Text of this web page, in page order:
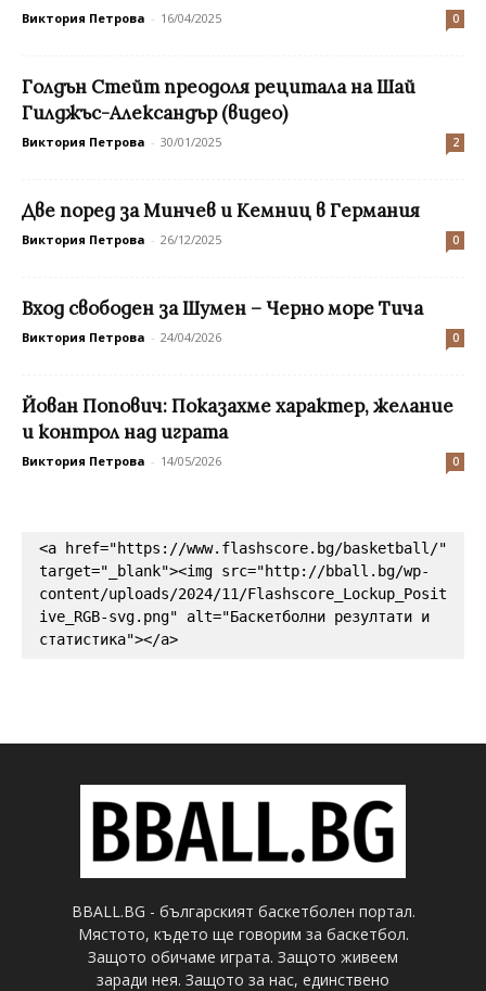
Виктория Петрова - 16/04/2025 0
Голдън Стейт преодоля рецитала на Шай
Гилджъс-Александър (видео)
Виктория Петрова - 30/01/2025 2
Две поред за Минчев и Кемниц в Германия
Виктория Петрова - 26/12/2025 0
Вход свободен за Шумен – Черно море Тича
Виктория Петрова - 24/04/2026 0
Йован Попович: Показахме характер, желание
и контрол над играта
Виктория Петрова - 14/05/2026 0
<a href="https://www.flashscore.bg/basketball/"
target="_blank"><img src="http://bball.bg/wp-
content/uploads/2024/11/Flashscore_Lockup_Posit
ive_RGB-svg.png" alt="Баскетболни резултати и
статистика"></a>
BBALL.BG - българският баскетболен портал.
Мястото, където ще говорим за баскетбол.
Защото обичаме играта. Защото живеем
заради нея. Защото за нас, единствено